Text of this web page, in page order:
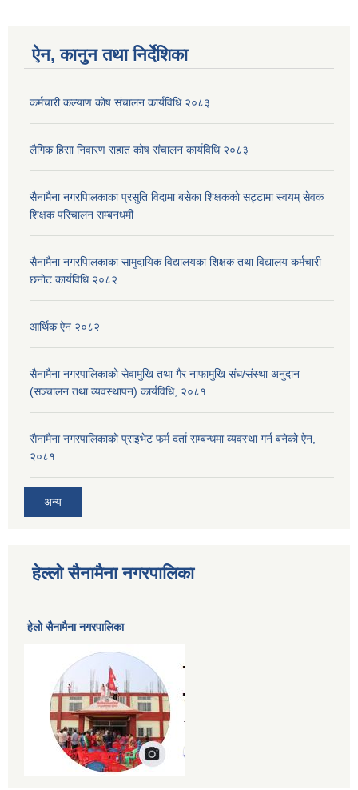
ऐन, कानुन तथा निर्देशिका
कर्मचारी कल्याण काेष संचालन कार्यविधि २०८३
लैगिक हिसा निवारण राहात कोष संचालन कार्यविधि २०८३
सैनामैना नगरपािलकाका प्रसुति विदामा बसेका शिक्षककाे सट्टामा स्वयम् सेवक
शिक्षक परिचालन सम्बनधमी
सैनामैना नगरपािलकाका सामुदायिक विद्यालयका शिक्षक तथा विद्यालय कर्मचारी
छनाेट कार्यविधि २०८२
आर्थिक ऐन २०८२
सैनामैना नगरपालिकाको सेवामुखि तथा गैर नाफामुखि संघ/संस्था अनुदान
(सञ्चालन तथा व्यवस्थापन) कार्यविधि, २०८१
सैनामैना नगरपालिकाको प्राइभेट फर्म दर्ता सम्बन्धमा व्यवस्था गर्न बनेको ऐन,
२०८१
अन्य
हेल्लो सैनामैना नगरपालिका
हेलाे सैनामैना नगरपालिका